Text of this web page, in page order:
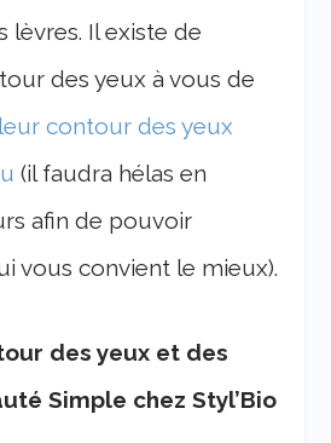
lèvres. Il existe de
des yeux à vous de
contour des yeux
(il faudra hélas en
afin de pouvoir
vous convient le mieux).
des yeux et des
Simple chez Styl’Bio